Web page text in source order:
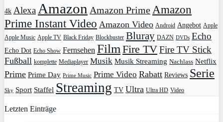
4k AlexaAmazon Amazon PrimeAmazon
Prime Instant Video Amazon Video Android Angebot Apple
Apple Music Apple TV Black Friday Blockbuster Bluray DAZN DVDs Echo
Echo Dot Echo Show Fernsehen FilmFire TVFire TV Stick
Fußball komplette Mediaplayer Musik Musik Streaming Nachlass Netflix
Prime Prime Day Prime Music Prime Video Rabatt Reviews Serie
Sky Sport Staffel Streaming TV Ultra Ultra HD Video
Letzten Einträge